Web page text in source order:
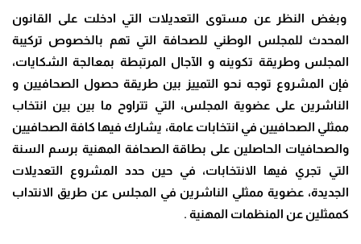
وبغض النظر عن مستوى التعديلات التي ادخلت على القانون
المحدث للمجلس الوطني للصحافة التي تهم بالخصوص تركيبة
المجلس وطريقة تكوينه و الآجال المرتبطة بمعالجة الشكايات،
فإن المشروع توجه نحو التمييز بين طريقة حصول الصحافيين و
الناشرين على عضوية المجلس، التي تتراوح ما بين بين انتخاب
ممثلي الصحافيين في انتخابات عامة، يشارك فيها كافة الصحافيين
والصحافيات الحاصلين على بطاقة الصحافة المهنية برسم السنة
التي تجري فيها الانتخابات، في حين حدد المشروع التعديلات
الجديدة، عضوية ممثلي الناشرين في المجلس عن طريق الانتداب
كممثلين عن المنظمات المهنية .